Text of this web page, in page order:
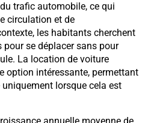
trafic automobile, ce qui
circulation et de
les habitants cherchent
se déplacer sans pour
La location de voiture
option intéressante, permettant
uniquement lorsque cela est